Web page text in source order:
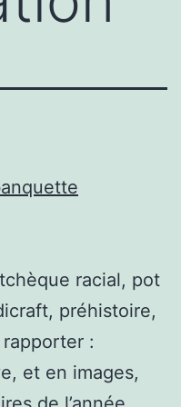
racial, pot
préhistoire,
:
et en images,